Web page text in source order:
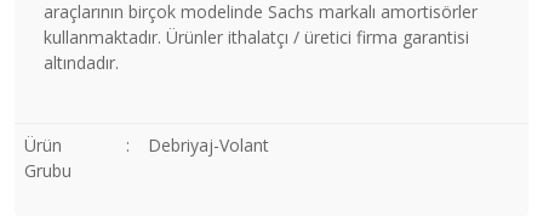
araçlarının birçok modelinde Sachs markalı amortisörler
kullanmaktadır. Ürünler ithalatçı / üretici firma garantisi
altındadır.
Ürün
Grubu
: Debriyaj-Volant